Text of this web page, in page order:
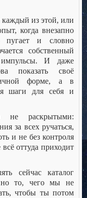
каждый из этой, или
когда внезапно
пугает и словно
собственный
И даже
показать своё
форме, а в
шаги для себя и
не раскрытыми:
за всех ручаться,
и не без контроля
оттуда приходит
сейчас каталог
то, чего мы не
чтобы ты потом